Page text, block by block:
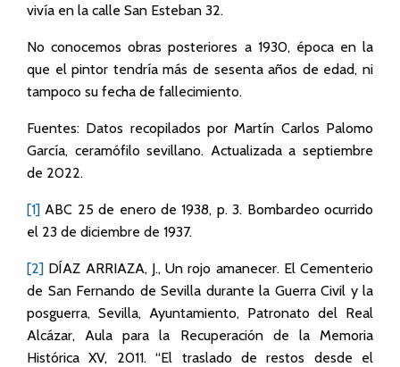
vivía en la calle San Esteban 32.
No conocemos obras posteriores a 1930, época en la
que el pintor tendría más de sesenta años de edad, ni
tampoco su fecha de fallecimiento.
Fuentes: Datos recopilados por Martín Carlos Palomo
García, ceramófilo sevillano. Actualizada a septiembre
de 2022.
[1] ABC 25 de enero de 1938, p. 3. Bombardeo ocurrido
el 23 de diciembre de 1937.
[2] DÍAZ ARRIAZA, J., Un rojo amanecer. El Cementerio
de San Fernando de Sevilla durante la Guerra Civil y la
posguerra, Sevilla, Ayuntamiento, Patronato del Real
Alcázar, Aula para la Recuperación de la Memoria
Histórica XV, 2011. “El traslado de restos desde el